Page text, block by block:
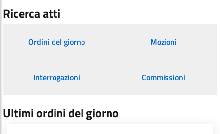
Ricerca atti
Ordini del giorno Mozioni
Interrogazioni Commissioni
Ultimi ordini del giorno